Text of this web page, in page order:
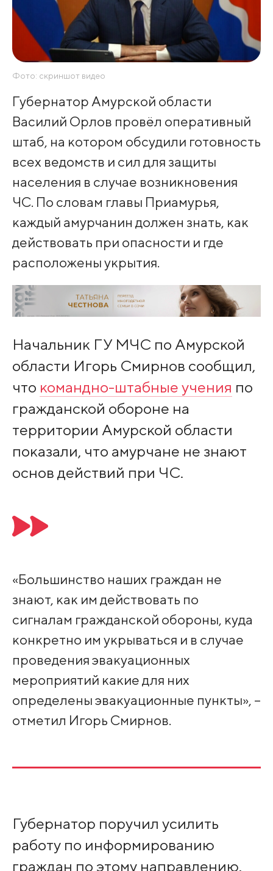
Фото: скриншот видео
Губернатор Амурской области
Василий Орлов провёл оперативный
штаб, на котором обсудили готовность
всех ведомств и сил для защиты
населения в случае возникновения
ЧС. По словам главы Приамурья,
каждый амурчанин должен знать, как
действовать при опасности и где
расположены укрытия.
Начальник ГУ МЧС по Амурской
области Игорь Смирнов сообщил,
что командно-штабные учения по
гражданской обороне на
территории Амурской области
показали, что амурчане не знают
основ действий при ЧС.
«Большинство наших граждан не
знают, как им действовать по
сигналам гражданской обороны, куда
конкретно им укрываться и в случае
проведения эвакуационных
мероприятий какие для них
определены эвакуационные пункты», –
отметил Игорь Смирнов.
Губернатор поручил усилить
работу по информированию
граждан по этому направлению.